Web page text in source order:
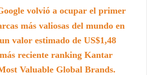
volvió a ocupar el primer
más valiosas del mundo en
valor estimado de US$1,48
reciente ranking Kantar
Valuable Global Brands.